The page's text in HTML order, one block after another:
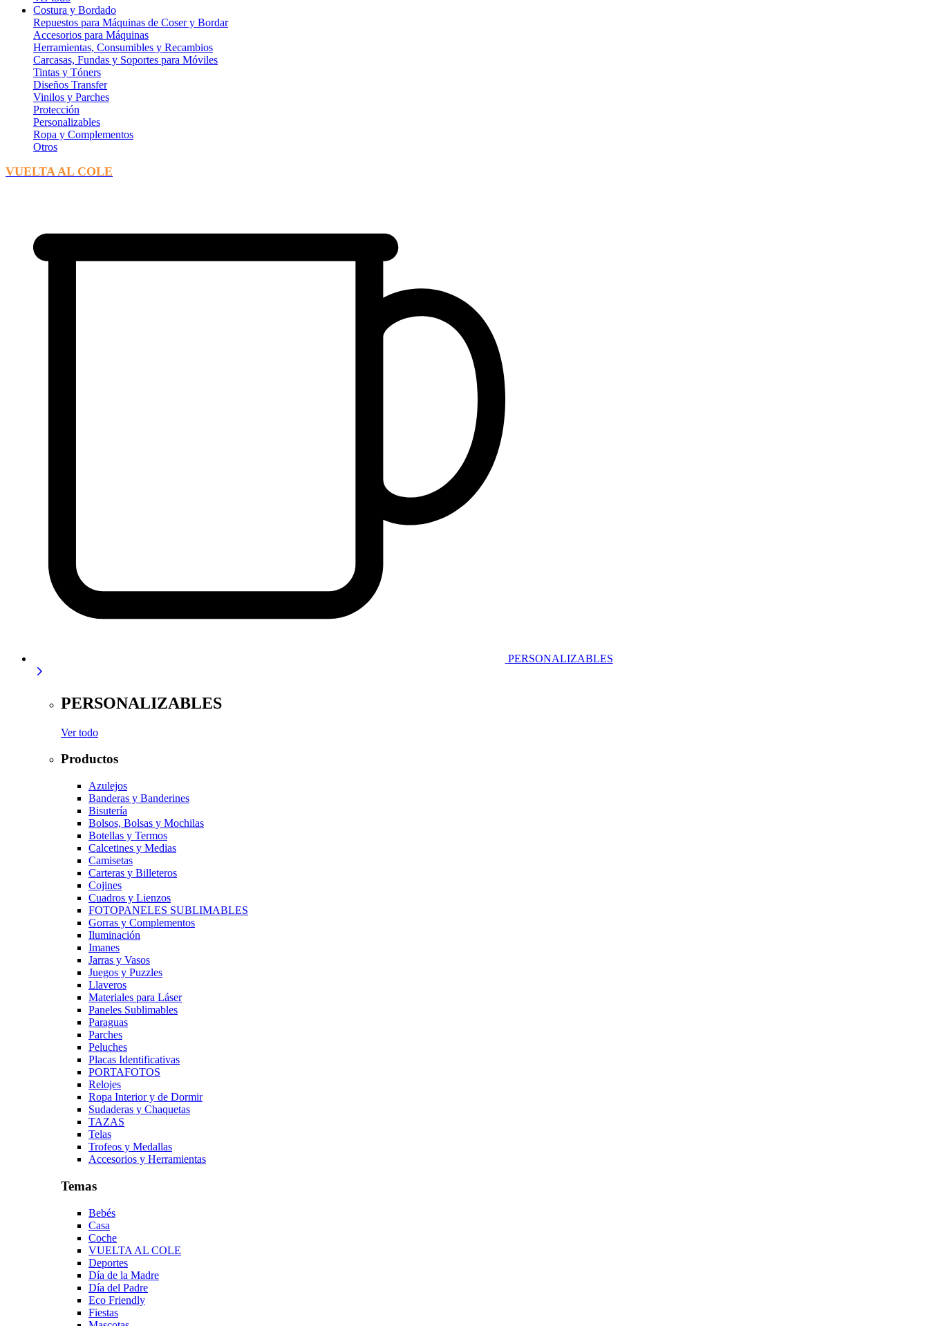
Costura y Bordado
Repuestos para Máquinas de Coser y Bordar
Accesorios para Máquinas
Herramientas, Consumibles y Recambios
Carcasas, Fundas y Soportes para Móviles
Tintas y Tóners
Diseños Transfer
Vinilos y Parches
Protección
Personalizables
Ropa y Complementos
Otros
VUELTA AL COLE
PERSONALIZABLES
PERSONALIZABLES
Ver todo
Productos
Azulejos
Banderas y Banderines
Bisutería
Bolsos, Bolsas y Mochilas
Botellas y Termos
Calcetines y Medias
Camisetas
Carteras y Billeteros
Cojines
Cuadros y Lienzos
FOTOPANELES SUBLIMABLES
Gorras y Complementos
Iluminación
Imanes
Jarras y Vasos
Juegos y Puzzles
Llaveros
Materiales para Láser
Paneles Sublimables
Paraguas
Parches
Peluches
Placas Identificativas
PORTAFOTOS
Relojes
Ropa Interior y de Dormir
Sudaderas y Chaquetas
TAZAS
Telas
Trofeos y Medallas
Accesorios y Herramientas
Temas
Bebés
Casa
Coche
VUELTA AL COLE
Deportes
Día de la Madre
Día del Padre
Eco Friendly
Fiestas